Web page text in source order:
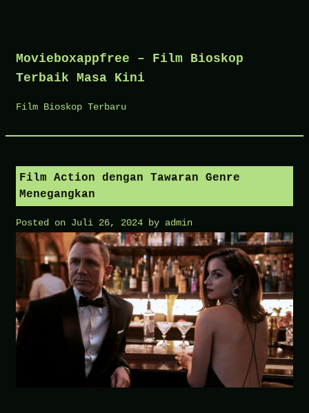
content
Movieboxappfree – Film Bioskop
Terbaik Masa Kini
Film Bioskop Terbaru
Film Action dengan Tawaran Genre
Menegangkan
Posted on Juli 26, 2024 by admin